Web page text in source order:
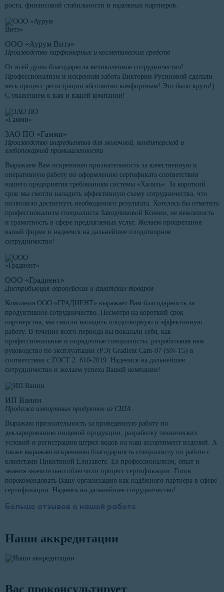
роста, финансовой стабильности и надежных партнеров.
ООО «Аурум Витэ»
Производство парфюмерных и косметических средств
От всей души благодарю за великолепное сотрудничество!
Профессионализм и искренняя забота Виктории Русиновой сделали
весь процесс регистрации абсолютно комфортным! Это было круто!)
С уважением к вам и вашей компании!
ЗАО ПО «Гамми»
Производство ингредиентов для молочной, кондитерской и
хлебопекарной промышленности
Выражаем Вам искреннюю признательность за качественную и
оперативную работу по оформлению сертификата соответствия
нашего предприятия требованиям системы «Халяль». За короткий
срок мы смогли наладить эффективную схему сотрудничества, что
позволило достигнуть необходимого результата. Хотелось бы отметить
профессионализм специалиста Заводчиковой Ксении, ее вежливость
и грамотность в сфере предлагаемых услуг. Желаем процветания
вашей фирме и надеемся на дальнейшее плодотворное
сотрудничество!
ООО «Градиент»
Дистрибьюция европейских и азиатских товаров
Компания ООО «ГРАДИЕНТ» выражает Вам благодарность за
продуктивное сотрудничество. Несмотря на короткий срок
партнерства, мы смогли наладить плодотворную и эффективную
работу. В течение всего периода вы показали себя, как
профессиональные и порядочные специалисты, разрабатывая нам
руководство по эксплуатации (РЭ) Gradient Cam-07 (SN-T5) в
соответствии с ГОСТ 2. 610-2019. Надеемся на дальнейшее
сотрудничество и желаем успеха Вашей компании!
ИП Ванин
Продажа импортных продуктов из США
Выражаю признательность за проведенную работу по
декларированию пищевой продукции, разработку технических
условий и регистрацию штрих-кодов на наш ассортимент изделий. А
также выражаю искреннюю благодарность специалисту по работе с
клиентами Никитиной Елизавете. Ее профессионализм, опыт и
знания значительно облегчили процесс сертификации. Готов
порекомендовать Вашу организацию как надёжного партнера в сфере
сертификации. Надеюсь на дальнейшее сотрудничество!
Больше отзывов о нашей работе
Наши аккредитации
Вас проконсультирует